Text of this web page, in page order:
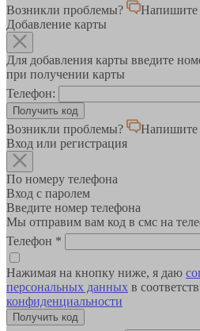
Возникли проблемы?
Напишите
Добавление карты
Для добавления карты введите
при получении карты
Телефон:
Возникли проблемы?
Напишите
Вход или регистрация
По номеру телефона
Вход с паролем
Введите номер телефона
Мы отправим вам код в смс на
Телефон *
Нажимая на кнопку ниже, я даю
персональных данных в
конфиденциальности